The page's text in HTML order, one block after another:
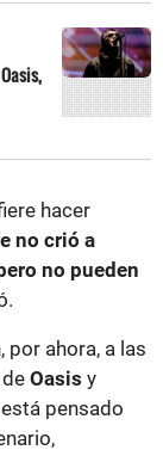
hacer
no crió a
no pueden
por ahora, a las
Oasis y
pensado